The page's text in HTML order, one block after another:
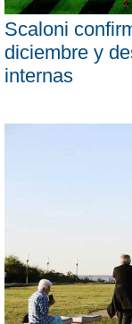
Scaloni
diciembre y
internas